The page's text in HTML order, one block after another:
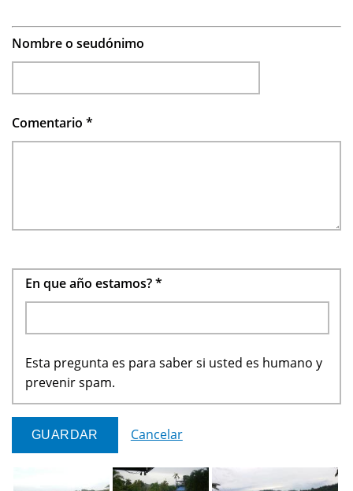
Nombre o seudónimo
Comentario *
En que año estamos?*
Esta pregunta es para saber si usted es humano y
prevenir spam.
Cancelar